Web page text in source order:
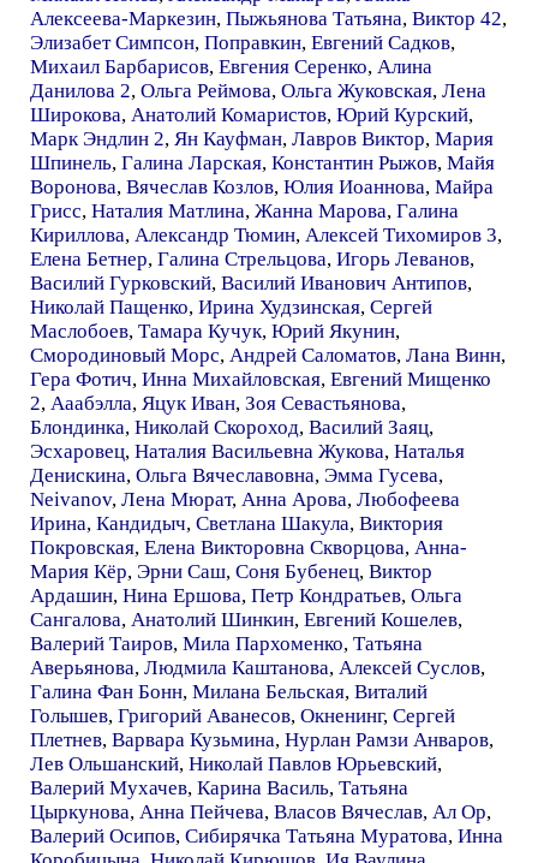
Алексеева-Маркезин, Пыжьянова Татьяна, Виктор 42,
Элизабет Симпсон, Поправкин, Евгений Садков,
Михаил Барбарисов, Евгения Серенко, Алина
Данилова 2, Ольга Реймова, Ольга Жуковская, Лена
Широкова, Анатолий Комаристов, Юрий Курский,
Марк Эндлин 2, Ян Кауфман, Лавров Виктор, Мария
Шпинель, Галина Ларская, Константин Рыжов, Майя
Воронова, Вячеслав Козлов, Юлия Иоаннова, Майра
Грисс, Наталия Матлина, Жанна Марова, Галина
Кириллова, Александр Тюмин, Алексей Тихомиров 3,
Елена Бетнер, Галина Стрельцова, Игорь Леванов,
Василий Гурковский, Василий Иванович Антипов,
Николай Пащенко, Ирина Худзинская, Сергей
Маслобоев, Тамара Кучук, Юрий Якунин,
Смородиновый Морс, Андрей Саломатов, Лана Винн,
Гера Фотич, Инна Михайловская, Евгений Мищенко
2, Ааабэлла, Яцук Иван, Зоя Севастьянова,
Блондинка, Николай Скороход, Василий Заяц,
Эсхаровец, Наталия Васильевна Жукова, Наталья
Денискина, Ольга Вячеславовна, Эмма Гусева,
Neivanov, Лена Мюрат, Анна Арова, Любофеева
Ирина, Кандидыч, Светлана Шакула, Виктория
Покровская, Елена Викторовна Скворцова, Анна-
Мария Кёр, Эрни Саш, Соня Бубенец, Виктор
Ардашин, Нина Ершова, Петр Кондратьев, Ольга
Сангалова, Анатолий Шинкин, Евгений Кошелев,
Валерий Таиров, Мила Пархоменко, Татьяна
Аверьянова, Людмила Каштанова, Алексей Суслов,
Галина Фан Бонн, Милана Бельская, Виталий
Голышев, Григорий Аванесов, Окненинг, Сергей
Плетнев, Варвара Кузьмина, Нурлан Рамзи Анваров,
Лев Ольшанский, Николай Павлов Юрьевский,
Валерий Мухачев, Карина Василь, Татьяна
Цыркунова, Анна Пейчева, Власов Вячеслав, Ал Ор,
Валерий Осипов, Сибирячка Татьяна Муратова, Инна